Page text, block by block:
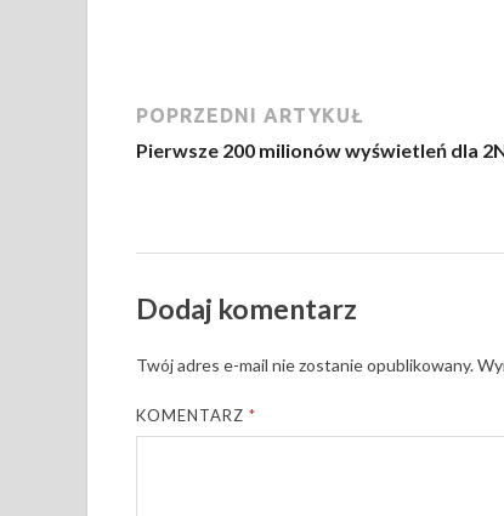
POPRZEDNI ARTYKUŁ
Pierwsze 200 milionów wyświetleń dla
Dodaj komentarz
Twój adres e-mail nie zostanie opublikowany.
KOMENTARZ*